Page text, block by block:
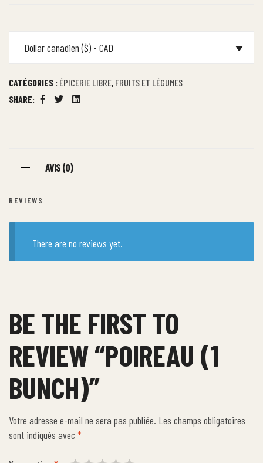
Dollar canadien ($) - CAD
CATÉGORIES : ÉPICERIE LIBRE, FRUITS ET LÉGUMES
SHARE:
Facebook
TwitterLinkedin
AVIS (0)
REVIEWS
There are no reviews yet.
BE THE FIRST TO
REVIEW “POIREAU (1
BUNCH)”
Votre adresse e-mail ne sera pas publiée. Les champs obligatoires
sont indiqués avec *